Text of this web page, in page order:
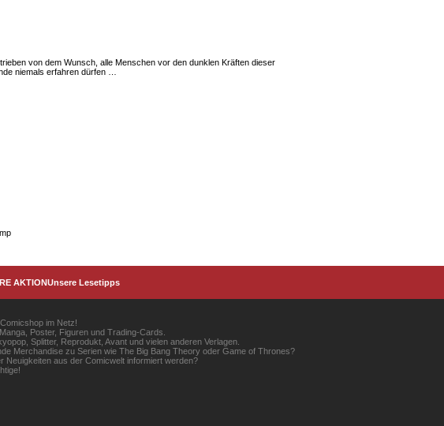
von dem Wunsch, alle Menschen vor den dunklen Kräften dieser
niemals erfahren dürfen …
AKTIONUnsere Lesetipps
im Netz!
Poster, Figuren und Trading-Cards.
Splitter, Reprodukt, Avant und vielen anderen Verlagen.
Merchandise zu Serien wie The Big Bang Theory oder Game of Thrones?
Neuigkeiten aus der Comicwelt informiert werden?